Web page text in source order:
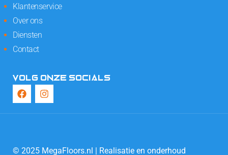
Klantenservice
Over ons
Diensten
Contact
VOLG ONZE SOCIALS
© 2025 MegaFloors.nl | Realisatie en onderhoud